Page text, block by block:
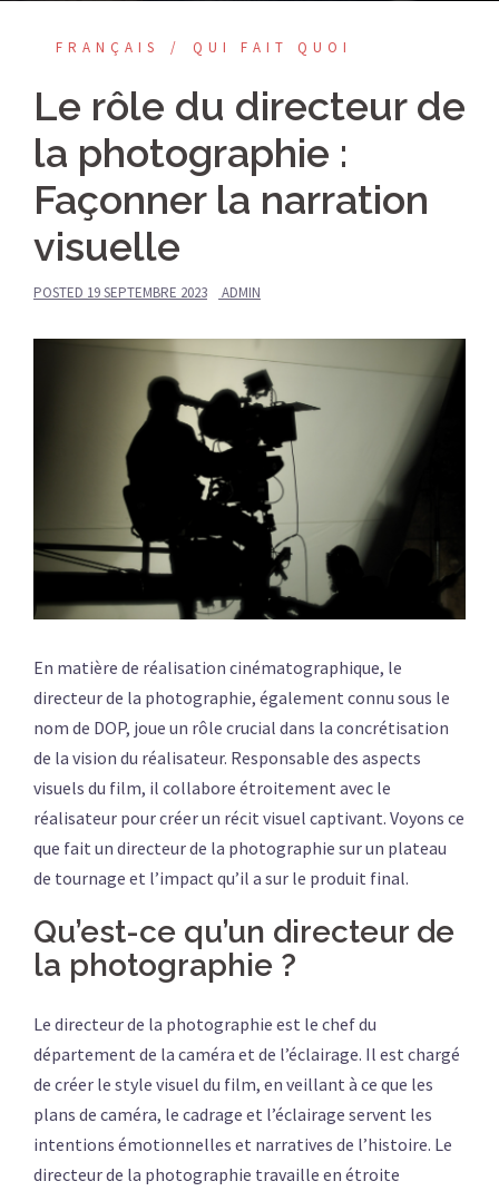
FRANÇAIS QUI FAIT QUOI
Le rôle du directeur de
la photographie :
Façonner la narration
visuelle
POSTED 19 SEPTEMBRE 2023 ADMIN
En matière de réalisation cinématographique, le
directeur de la photographie, également connu sous le
nom de DOP, joue un rôle crucial dans la concrétisation
de la vision du réalisateur. Responsable des aspects
visuels du film, il collabore étroitement avec le
réalisateur pour créer un récit visuel captivant. Voyons ce
que fait un directeur de la photographie sur un plateau
de tournage et l’impact qu’il a sur le produit final.
Qu’est-ce qu’un directeur de
la photographie ?
Le directeur de la photographie est le chef du
département de la caméra et de l’éclairage. Il est chargé
de créer le style visuel du film, en veillant à ce que les
plans de caméra, le cadrage et l’éclairage servent les
intentions émotionnelles et narratives de l’histoire. Le
directeur de la photographie travaille en étroite